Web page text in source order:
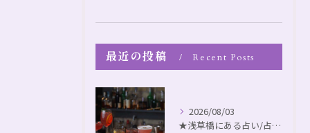
最近の投稿 Recent Posts
2026/08/03
★浅草橋にある占い/占いbar ◆不思議なアヤカシ猫barトークパート132